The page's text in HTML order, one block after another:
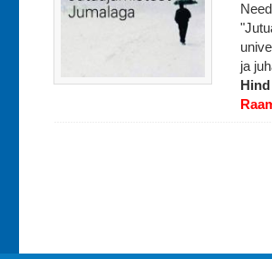
ja
Hind